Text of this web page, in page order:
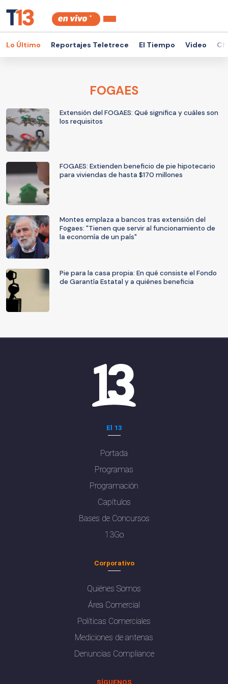
Lo Último Reportajes Teletrece El Tiempo Video
FOGAES
Extensión del FOGAES: Qué significa y cuáles son
los requisitos
FOGAES: Extienden beneficio de pie hipotecario
para viviendas de hasta $170 millones
Montes emplaza a bancos tras extensión del
Fogaes: "Tienen que servir al funcionamiento de
la economía de un país"
Pie para la casa propia: En qué consiste el Fondo
de Garantía Estatal y a quiénes beneficia
El 13
Portada
Programas
Programación
Capítulos
Bases de Concursos
13Go
Corporativo
Quiénes Somos
Área Comercial
Políticas Comerciales
Mediciones de antenas
Denuncias Compliance
SÍGUENOS